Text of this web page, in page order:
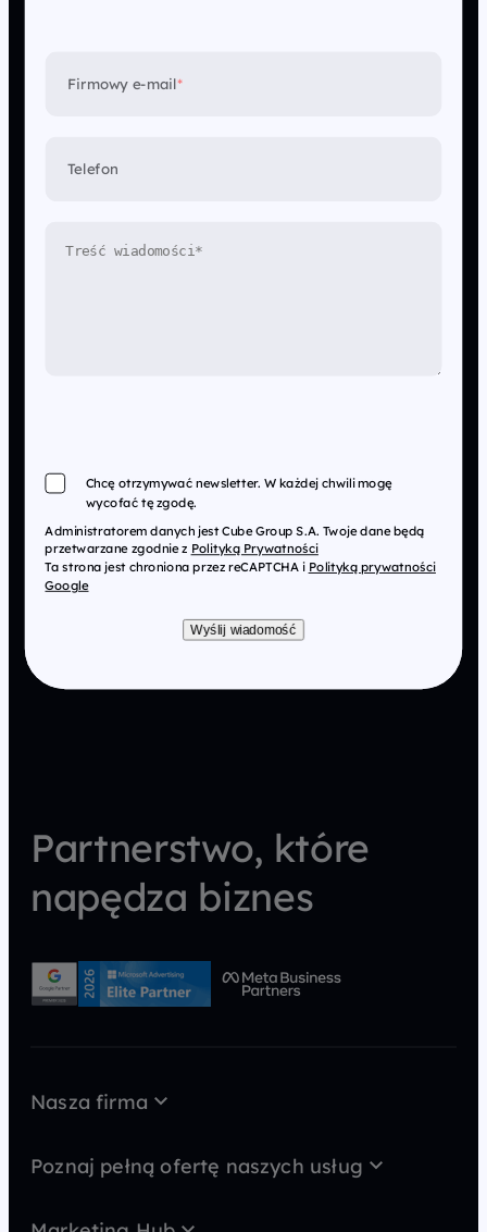
Firmowy e-mail*
Telefon
Chcę otrzymywać newsletter. W każdej chwili mogę
wycofać tę zgodę.
Administratorem danych jest Cube Group S.A. Twoje dane będą
przetwarzane zgodnie z Polityką Prywatności
Ta strona jest chroniona przez reCAPTCHA i Polityką prywatności
Google
Wyślij wiadomość
Partnerstwo, które
napędza biznes
Nasza firma
Case Study
Poznaj pełną ofertę naszych usług